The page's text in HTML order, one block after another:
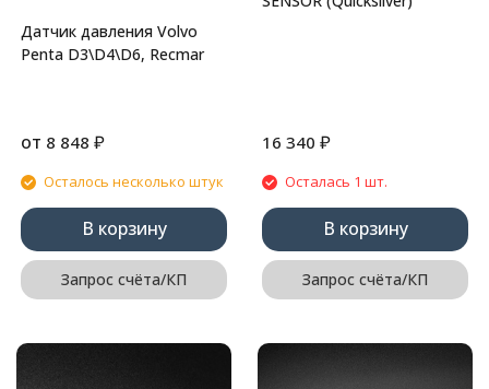
Датчик давления Volvo
Penta D3\D4\D6, Recmar
от 8 848 ₽
Осталось несколько штук
В корзину
Запрос счёта/КП
16 340 ₽
Осталась 1 шт.
В корзину
Запрос счёта/КП